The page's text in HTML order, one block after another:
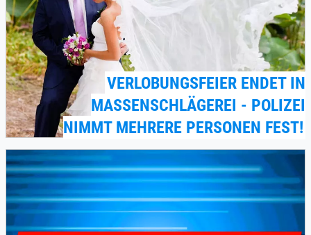
VERLOBUNGSFEIER ENDET IN
MASSENSCHLÄGEREI - POLIZEI
NIMMT MEHRERE PERSONEN FEST!